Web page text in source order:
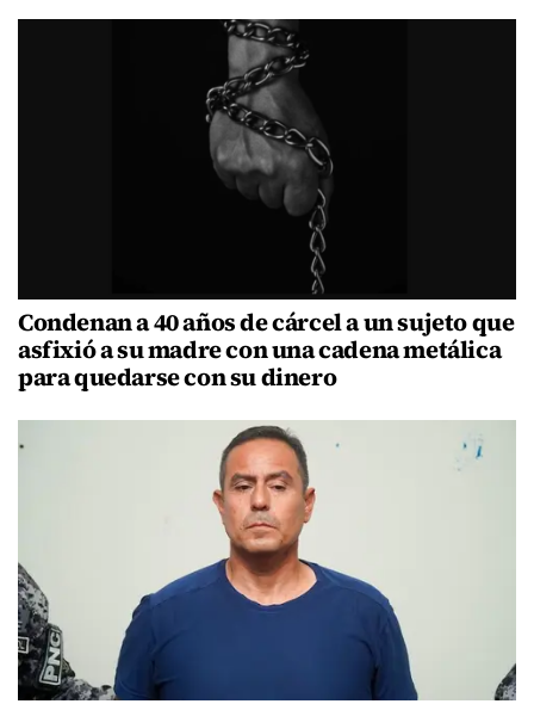
Condenan a 40 años de cárcel a un sujeto que
asfixió a su madre con una cadena metálica
para quedarse con su dinero